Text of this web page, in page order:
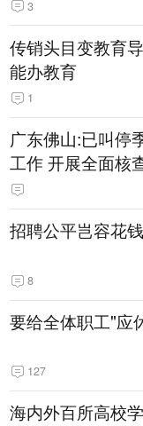
3
传销头目变教育
能办教育
1
广东佛山:已叫停
工作 开展全面核
招聘公平岂容花
8
要给全体职工"应
127
海内外百所高校